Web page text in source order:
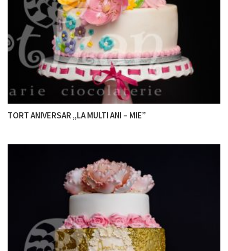
TORT ANIVERSAR „LA MULTI ANI – MIE”